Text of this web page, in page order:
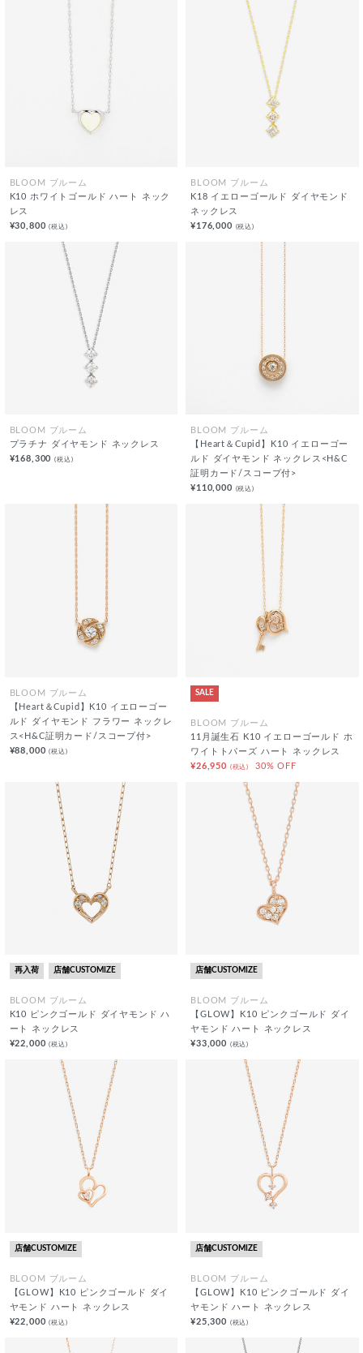
BLOOM ブルーム
K10 ホワイトゴールド ハート ネック
レス
¥30,800(税込)
BLOOM ブルーム
K18 イエローゴールド ダイヤモンド
ネックレス
¥176,000 (税込)
BLOOM ブルーム
プラチナ ダイヤモンド ネックレス
¥168,300(税込)
BLOOM ブルーム
【Heart＆Cupid】K10 イエローゴー
ルド ダイヤモンド ネックレス<H&C
証明カード/スコープ付>
¥110,000 (税込)
BLOOM ブルーム
【Heart＆Cupid】K10 イエローゴー
ルド ダイヤモンド フラワー ネックレ
ス<H&C証明カード/スコープ付>
¥88,000(税込)
SALE
BLOOM ブルーム
11月誕生石 K10 イエローゴールド ホ
ワイトトパーズ ハート ネックレス
¥26,950 (税込) 30% OFF
再入荷 店舗CUSTOMIZE
BLOOM ブルーム
K10 ピンクゴールド ダイヤモンド ハ
ート ネックレス
¥22,000(税込)
店舗CUSTOMIZE
BLOOM ブルーム
【GLOW】K10 ピンクゴールド ダイ
ヤモンド ハート ネックレス
¥33,000 (税込)
店舗CUSTOMIZE
BLOOM ブルーム
【GLOW】K10 ピンクゴールド ダイ
ヤモンド ハート ネックレス
¥22,000(税込)
店舗CUSTOMIZE
BLOOM ブルーム
【GLOW】K10 ピンクゴールド ダイ
ヤモンド ハート ネックレス
¥25,300 (税込)